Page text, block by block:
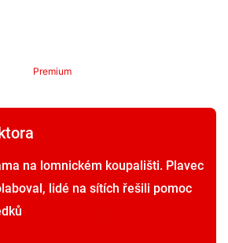
Premium
na lomnickém koupališti. Plavec
lidé na sítích řešili pomoc